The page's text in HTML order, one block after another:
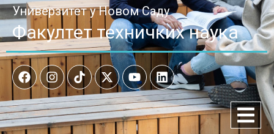
Универзитет у Новом Саду
Факултет техничких наука